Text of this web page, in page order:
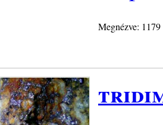
Megnézve: